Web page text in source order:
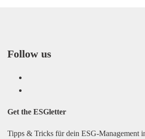
Follow us
Get the ESGletter
Tipps & Tricks für dein ESG-Management